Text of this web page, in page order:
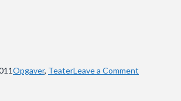
Opgaver, TeaterLeave a Comment